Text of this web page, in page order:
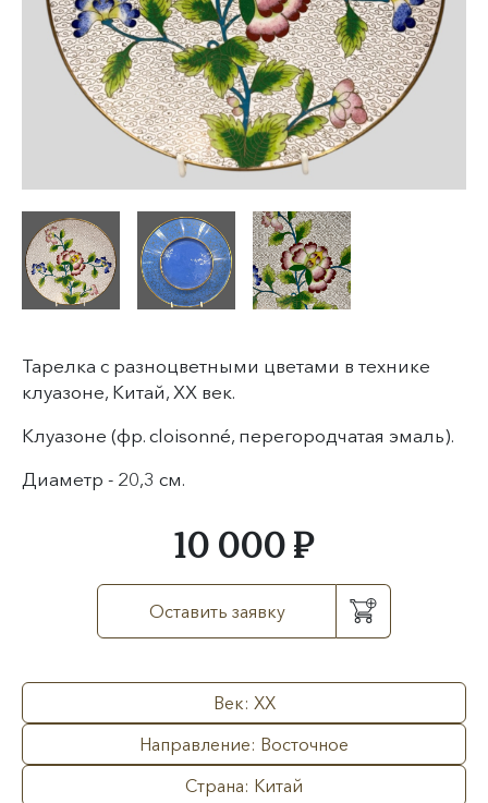
Тарелка с разноцветными цветами в технике
клуазоне, Китай, XX век.
Клуазоне (фр. cloisonné, перегородчатая эмаль).
Диаметр - 20,3 см.
10 000 ₽
Оставить заявку
Век: XX
Направление: Восточное
Страна: Китай